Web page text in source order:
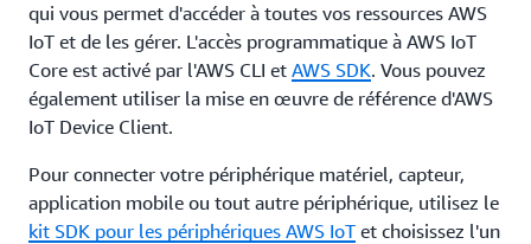
qui vous permet d'accéder à toutes vos ressources AWS
IoT et de les gérer. L'accès programmatique à AWS IoT
Core est activé par l'AWS CLI et AWS SDK. Vous pouvez
également utiliser la mise en œuvre de référence d'AWS
IoT Device Client.
Pour connecter votre périphérique matériel, capteur,
application mobile ou tout autre périphérique, utilisez le
kit SDK pour les périphériques AWS IoT et choisissez l'un